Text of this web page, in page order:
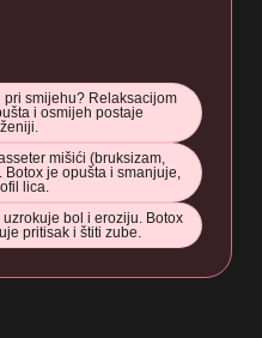
smijehu? Relaksacijom
i osmijeh postaje
mišići (bruksizam,
je opušta i smanjuje,
lica.
bol i eroziju. Botox
pritisak i štiti zube.